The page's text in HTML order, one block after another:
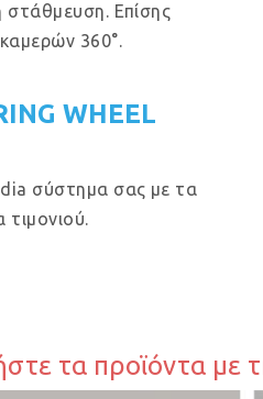
Επίσης
360°.
WHEEL
σύστημα σας με τα
τιμονιού.
τα προϊόντα με